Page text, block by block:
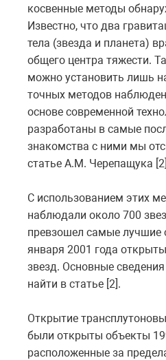
косвенные методы
Известно, что два
тела (звезда и планета)
общего центра тяжести.
можно установить лишь
точных методов
основе современной
разработаны в самые
знакомства с ними мы
статье А.М. Черепащука
С использованием этих
наблюдали около 700
превзошел самые лучшие
января 2001 года
звезд. Основные
найти в статье [2].
Открытие
были открыты объекты
расположенные за